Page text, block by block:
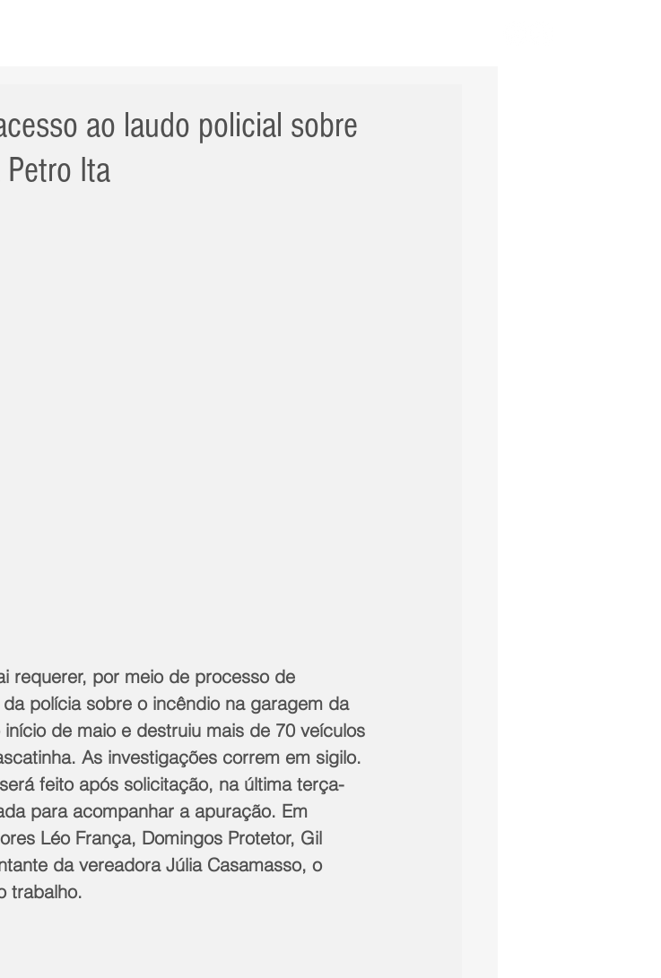
ao laudo policial sobre
Ita
requerer, por meio de processo de
polícia sobre o incêndio na garagem da
de maio e destruiu mais de 70 veículos
As investigações correm em sigilo.
feito após solicitação, na última terça-
para acompanhar a apuração. Em
Léo França, Domingos Protetor, Gil
da vereadora Júlia Casamasso, o
trabalho.